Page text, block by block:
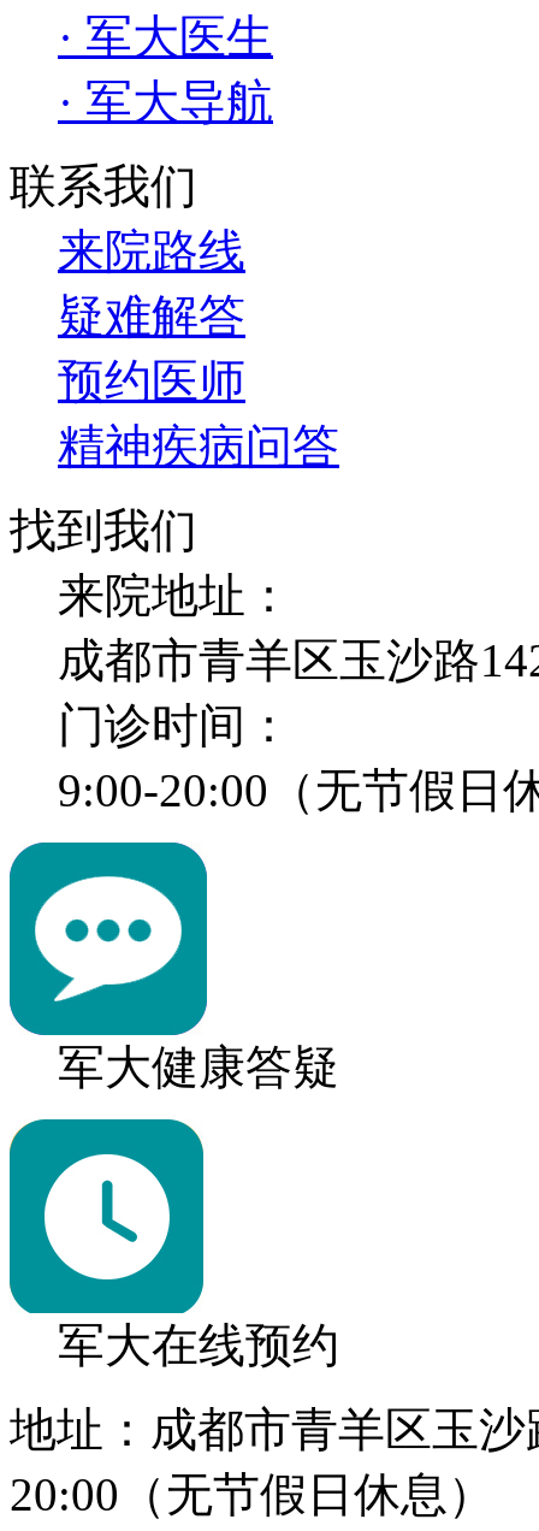
· 军大医生
· 军大导航
联系我们
来院路线
疑难解答
预约医师
精神疾病问答
找到我们
来院地址：
成都市青羊区玉沙路
门诊时间：
9:00-20:00（无节假日
军大健康答疑
军大在线预约
地址：成都市青羊区玉
20:00（无节假日休息）